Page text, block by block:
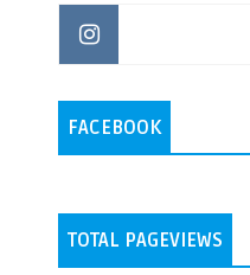
FACEBOOK
TOTAL PAGEVIEWS